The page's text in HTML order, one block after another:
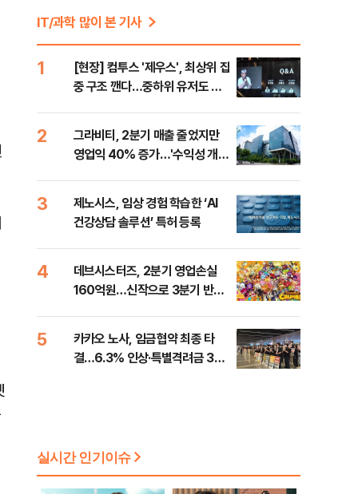
IT/과학 많이 본 기사
1
[현장] 컴투스 '제우스', 최상위 집
중 구조 깬다…중하위 유저도 품
2
그라비티, 2분기 매출 줄었지만
영업익 40% 증가…'수익성 개
3
제노시스, 임상 경험 학습한 ‘AI
건강상담 솔루션’ 특허 등록
4
데브시스터즈, 2분기 영업손실
160억원…신작으로 3분기 반등
5
카카오 노사, 임금협약 최종 타
결…6.3% 인상·특별격려금 300